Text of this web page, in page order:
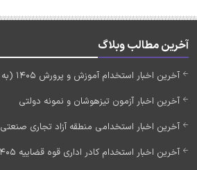
آخرین مطالب وبلاگ
آخرین اخبار استخدام آموزش و پرورش 1405 (به زودی)
آخرین اخبار آزمون تیزهوشان و نمونه دولتی
آخرین اخبار استخدامی منطقه آزاد تجاری صنعتی 1405
آخرین اخبار استخدام کادر اداری قوه قضاییه 1405 (به زودی)